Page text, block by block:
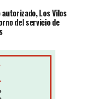
Los Vilos
del servicio de